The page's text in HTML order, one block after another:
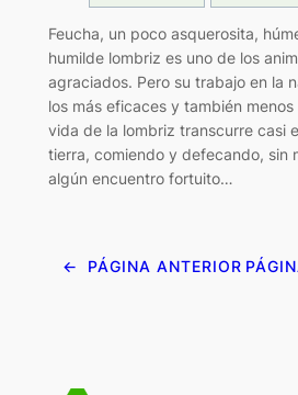
Feucha, un poco asquerosita,
humilde lombriz es uno de los
agraciados. Pero su trabajo en la
los más eficaces y también
vida de la lombriz transcurre casi
tierra, comiendo y defecando, sin
algún encuentro fortuito…
← PÁGINA ANTERIOR